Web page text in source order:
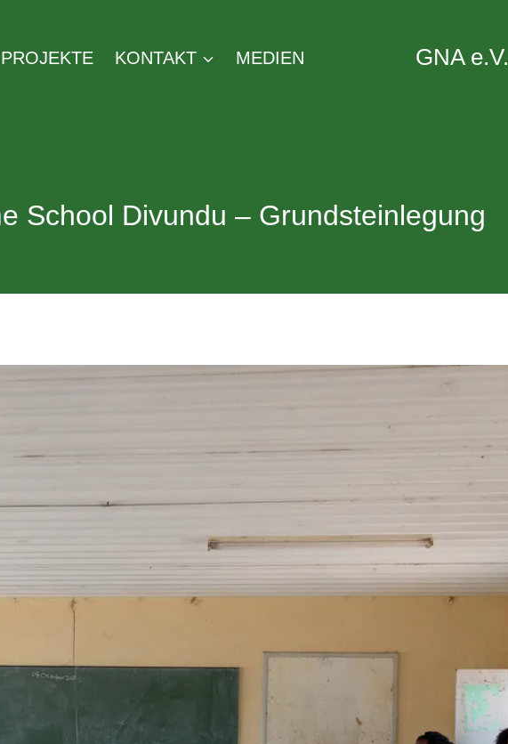
PROJEKTE KONTAKT MEDIEN GNA e.V.
School Divundu – Grundsteinlegung